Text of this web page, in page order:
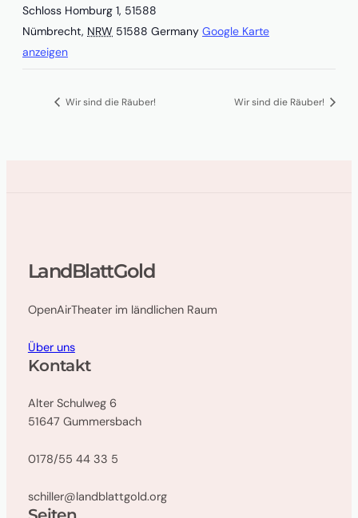
Schloss Homburg 1, 51588
Nümbrecht, NRW 51588 Germany Google Karte
anzeigen
Wir sind die Räuber! Wir sind die Räuber!
LandBlattGold
OpenAirTheater im ländlichen Raum
Über uns
Kontakt
Alter Schulweg 6
51647 Gummersbach
0178/55 44 33 5
schiller@landblattgold.org